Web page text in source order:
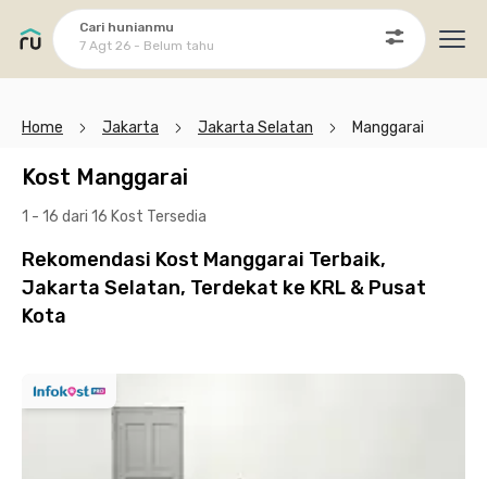
Cari hunianmu
7 Agt 26 - Belum tahu
Home Jakarta Jakarta Selatan Manggarai
Kost Manggarai
1 - 16 dari 16 Kost Tersedia
Rekomendasi Kost Manggarai Terbaik,
Jakarta Selatan, Terdekat ke KRL & Pusat
Kota